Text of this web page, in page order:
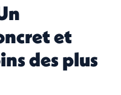
et
des plus